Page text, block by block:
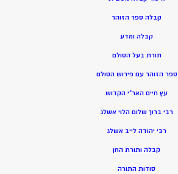
קבלה ספר הזוהר
קבלה ומדע
תורת בעל הסולם
ספר הזוהר עם פירוש הסולם
עץ חיים האר”י הקדוש
רבי ברוך שלום הלוי אשלג
רבי יהודה לייב אשלג
קבלה ותורת החן
סודות התורה